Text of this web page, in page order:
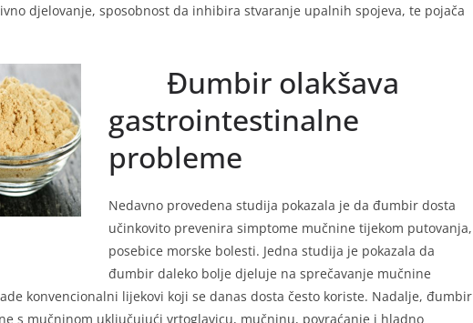
djelovanje, sposobnost da inhibira stvaranje upalnih spojeva, te pojača
Đumbir olakšava
gastrointestinalne
probleme
Nedavno provedena studija pokazala je da đumbir dosta
učinkovito prevenira simptome mučnine tijekom putovanja,
posebice morske bolesti. Jedna studija je pokazala da
đumbir daleko bolje djeluje na sprečavanje mučnine
konvencionalni lijekovi koji se danas dosta često koriste. Nadalje, đumbir
s mučninom uključujući vrtoglavicu, mučninu, povraćanje i hladno